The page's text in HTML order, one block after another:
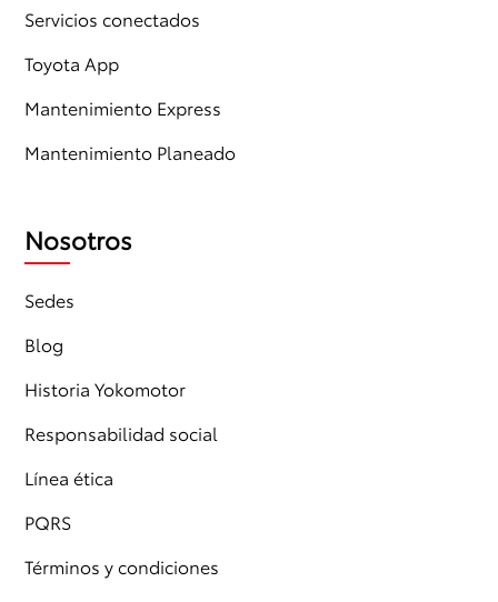
Servicios conectados
Toyota App
Mantenimiento Express
Mantenimiento Planeado
Nosotros
Sedes
Blog
Historia Yokomotor
Responsabilidad social
Línea ética
PQRS
Términos y condiciones